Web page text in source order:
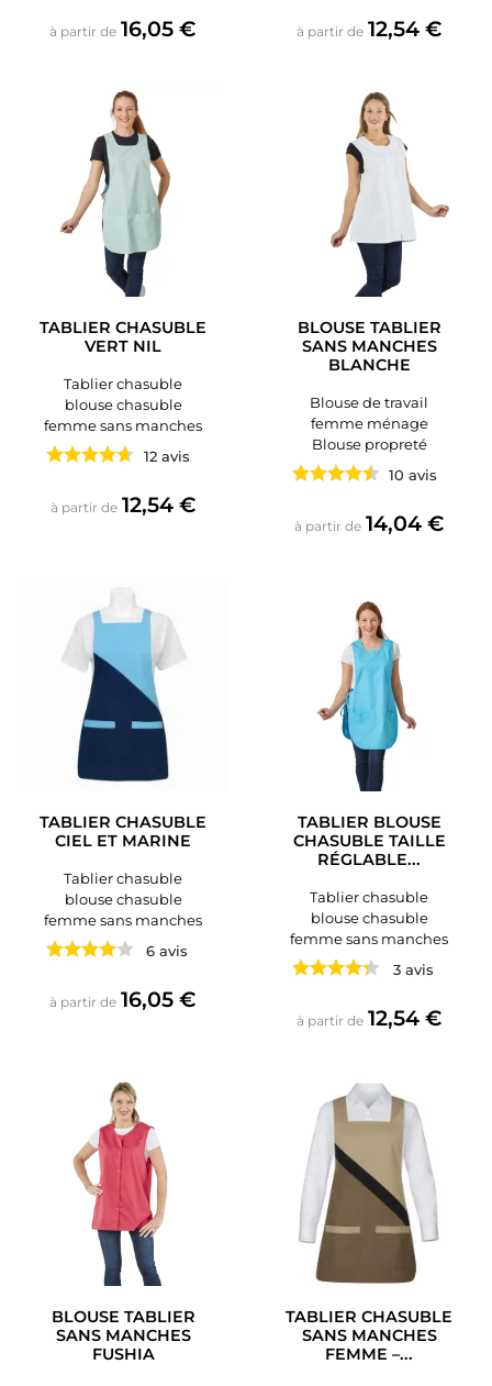
à partir de Prix
16,05 € à partir de Prix
12,54 €
TABLIER CHASUBLE
VERT NIL
Tablier chasuble
blouse chasuble
femme sans manches
12 avis
à partir de Prix
12,54 €
BLOUSE TABLIER
SANS MANCHES
BLANCHE
Blouse de travail
femme ménage
Blouse propreté
10 avis
à partir de Prix
14,04 €
TABLIER CHASUBLE
CIEL ET MARINE
Tablier chasuble
blouse chasuble
femme sans manches
6 avis
à partir de Prix
16,05 €
TABLIER BLOUSE
CHASUBLE TAILLE
RÉGLABLE...
Tablier chasuble
blouse chasuble
femme sans manches
3 avis
à partir de Prix
12,54 €
BLOUSE TABLIER
SANS MANCHES
FUSHIA
TABLIER CHASUBLE
SANS MANCHES
FEMME –...